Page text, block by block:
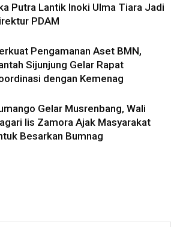
Putra Lantik Inoki Ulma Tiara Jadi
PDAM
Pengamanan Aset BMN,
Sijunjung Gelar Rapat
dengan Kemenag
Gelar Musrenbang, Wali
Iis Zamora Ajak Masyarakat
Besarkan Bumnag